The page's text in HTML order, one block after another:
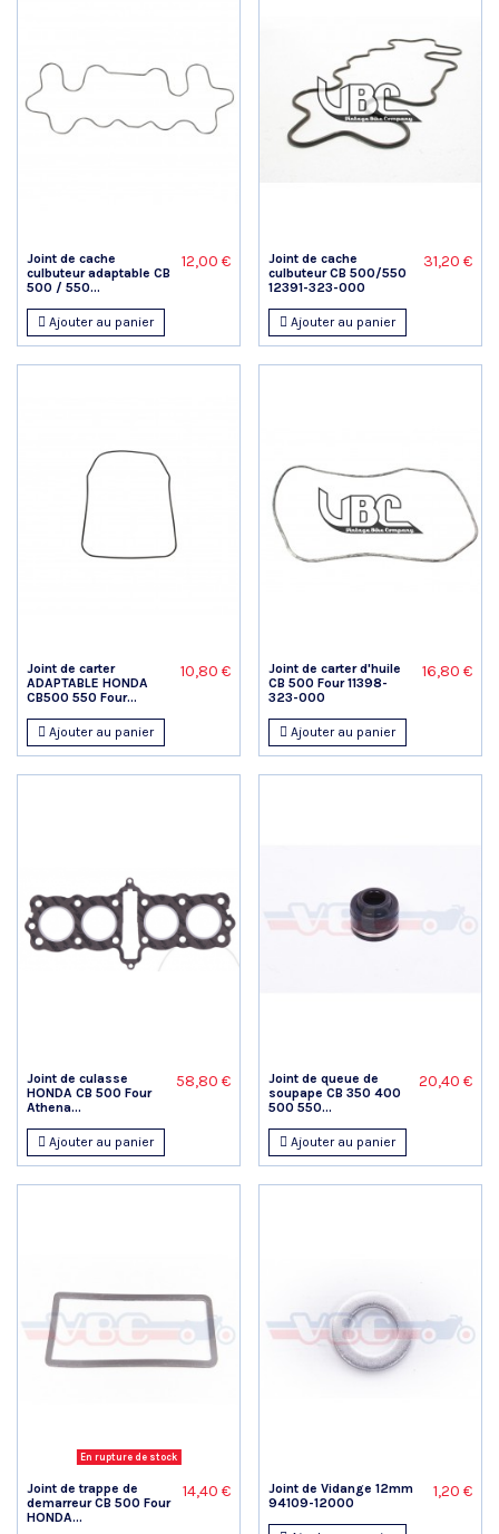
Joint de cache
culbuteur adaptable CB
500 / 550...
12,00 €
Ajouter au panier
Joint de cache
culbuteur CB 500/550
12391-323-000
31,20 €
Ajouter au panier
Joint de carter
ADAPTABLE HONDA
CB500 550 Four...
10,80 €
Ajouter au panier
Joint de carter d'huile
CB 500 Four 11398-
323-000
16,80 €
Ajouter au panier
Joint de culasse
HONDA CB 500 Four
Athena...
58,80 €
Ajouter au panier
Joint de queue de
soupape CB 350 400
500 550...
20,40 €
Ajouter au panier
En rupture de stock
Joint de trappe de
demarreur CB 500 Four
HONDA...
14,40 €
Joint de Vidange 12mm
94109-12000
1,20 €